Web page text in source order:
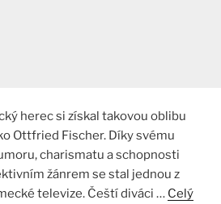
herec si získal takovou oblibu
Ottfried Fischer. Díky svému
charismatu a schopnosti
žánrem se stal jednou z
televize. Čeští diváci … Celý